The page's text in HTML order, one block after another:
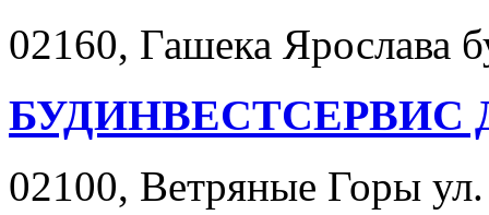
02160, Гашека Ярослава
БУДИНВЕСТСЕРВИС
02100, Ветряные Горы